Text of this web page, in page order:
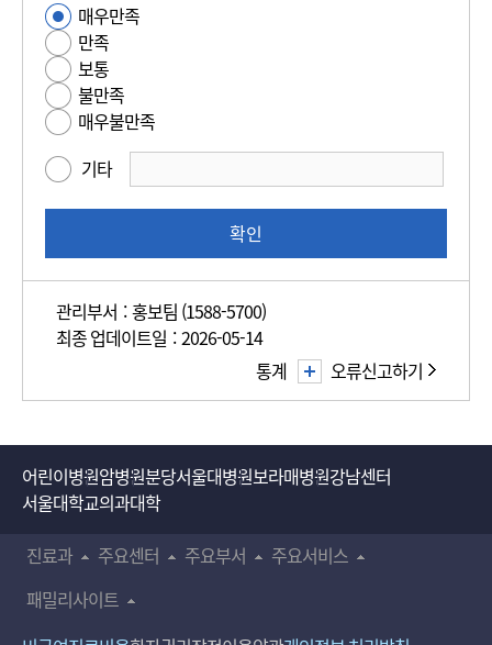
사
용
편
의
성
족
사
매우만족
만족
보통
불만족
매우불만족
기타
확인
관리부서 : 홍보팀 (1588-5700)
최종 업데이트일 : 2026-05-14
오류신고하기
통계
어린이병원암병원분당서울대병원보라매병원강남센터
서울대학교의과대학
진료과
주요센터 주요부서
주요서비스
패밀리사이트